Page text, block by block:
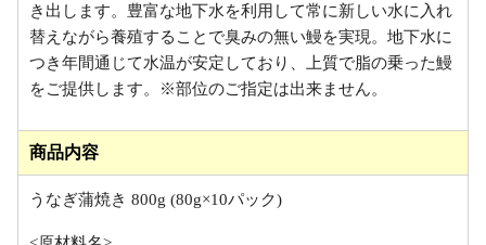
き出します。豊富な地下水を利用して常に新しい水に入れ
替えながら養殖することで臭みの無い鰻を実現。地下水に
つき年間通じて水温が安定しており、上質で脂の乗った鰻
をご提供します。※部位のご指定は出来ません。
商品内容
うなぎ蒲焼き 800g (80g×10パック)